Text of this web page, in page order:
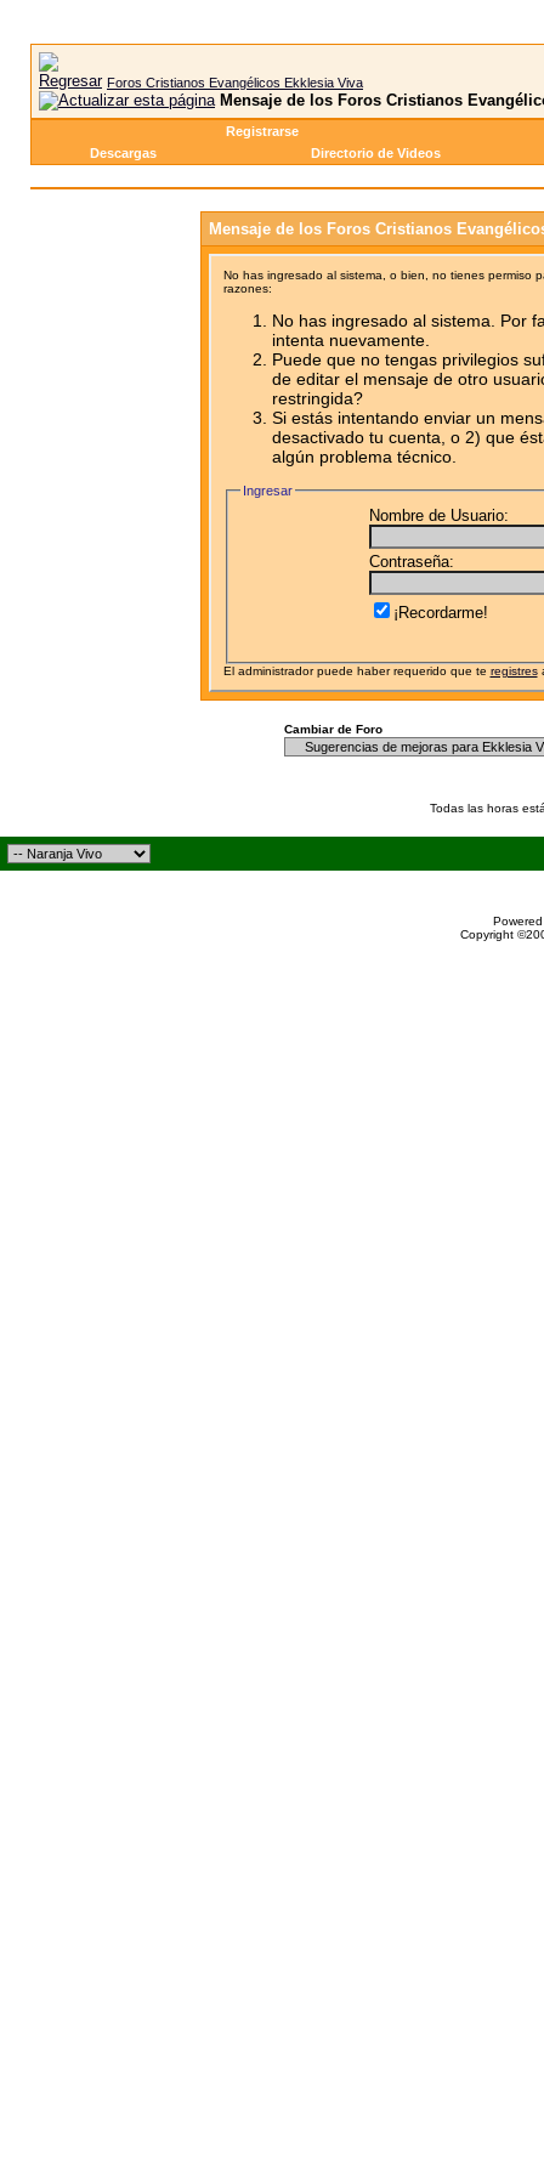
Foros Cristianos Evangélicos Ekklesia Viva
Mensaje de los Foros Cristianos
Registrarse
Descargas
Directorio de Videos
Mensaje de los Foros Cristianos
No has ingresado al sistema, o bien, no tienes permiso
razones:
No has ingresado al sistema. Por
intenta nuevamente.
Puede que no tengas privilegios
de editar el mensaje de otro
restringida?
Si estás intentando enviar un
desactivado tu cuenta, o 2) que
algún problema técnico.
Ingresar
Nombre de Usuario:
Contraseña:
¡Recordarme!
El administrador puede haber requerido que te registres
Cambiar de Foro
Todas las horas
Copyright